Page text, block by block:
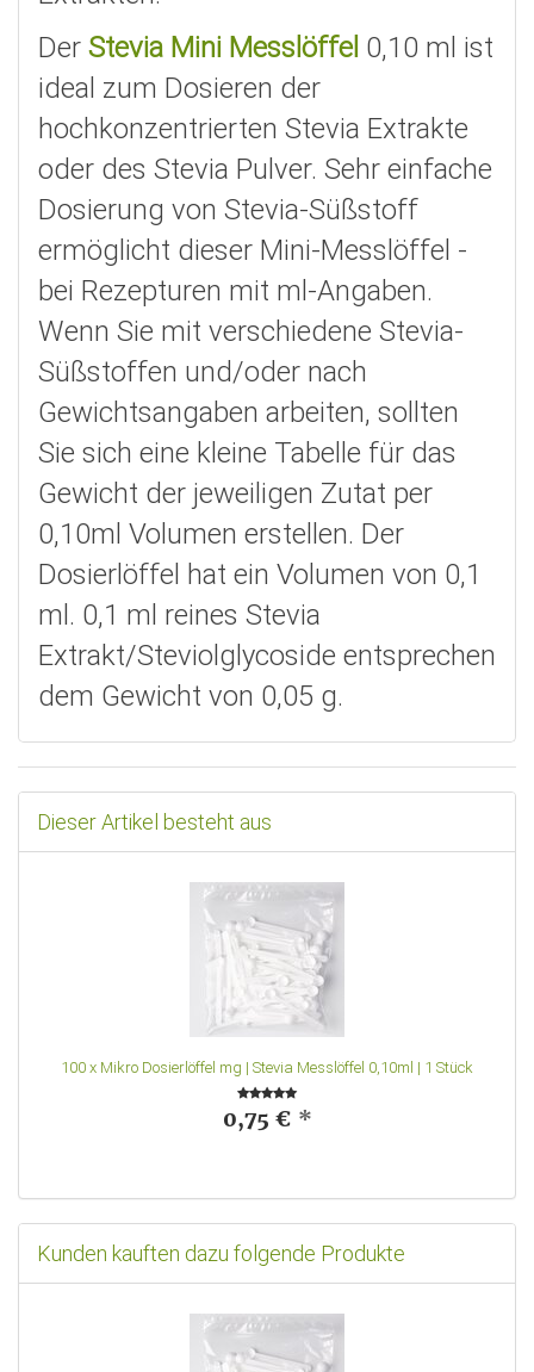
Der Stevia Mini Messlöffel 0,10 ml ist
ideal zum Dosieren der
hochkonzentrierten Stevia Extrakte
oder des Stevia Pulver. Sehr einfache
Dosierung von Stevia-Süßstoff
ermöglicht dieser Mini-Messlöffel -
bei Rezepturen mit ml-Angaben.
Wenn Sie mit verschiedene Stevia-
Süßstoffen und/oder nach
Gewichtsangaben arbeiten, sollten
Sie sich eine kleine Tabelle für das
Gewicht der jeweiligen Zutat per
0,10ml Volumen erstellen. Der
Dosierlöffel hat ein Volumen von 0,1
ml. 0,1 ml reines Stevia
Extrakt/Steviolglycoside entsprechen
dem Gewicht von 0,05 g.
Dieser Artikel besteht aus
100 x Mikro Dosierlöffel mg | Stevia Messlöffel 0,10ml | 1 Stück
0,75 € *
Kunden kauften dazu folgende Produkte